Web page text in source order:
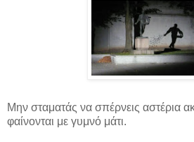
Μην σταματάς να σπέρνεις αστέρια
φαίνονται με γυμνό μάτι.